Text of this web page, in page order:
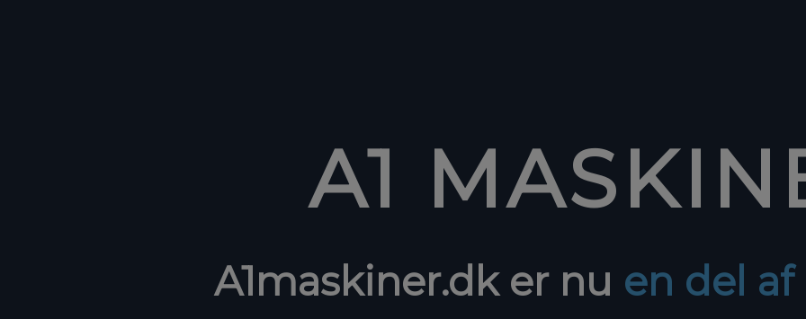
A1
A1maskiner.dk er nu en del